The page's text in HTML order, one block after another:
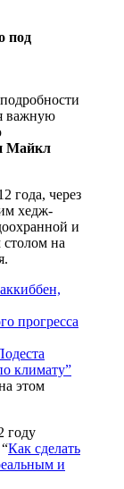
под
важную
Майкл
года, через
хедж-
и
на
прогресса
климату”
этом
году
Как сделать
и